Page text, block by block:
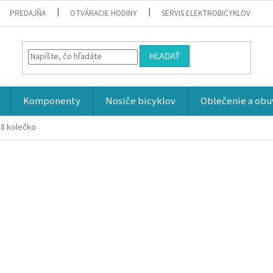
PREDAJŇA OTVÁRACIE HODINY SERVIS ELEKTROBICYKLOV
HĽADAŤ
Komponenty Nosiče bicyklov Oblečenie a
kolečko